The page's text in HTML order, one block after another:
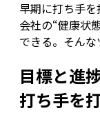
早期に打ち手を
会社の“健康状
できる。そんな
目標と進
打ち手を